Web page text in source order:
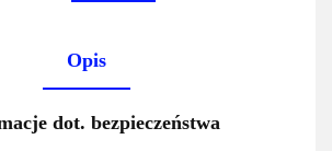
Opis
dot. bezpieczeństwa